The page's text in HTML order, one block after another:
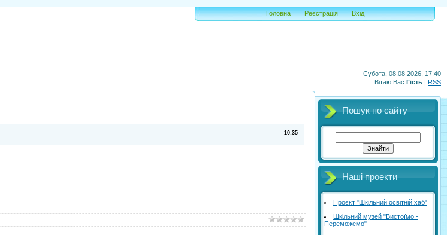
Субота, 08.08.2026, 17:40
Вітаю Вас Гість | RSS
Головна Реєстрація Вхід
10:35
Пошук по сайту
Наші проекти
Проєкт "Шкільний освітній хаб"
Шкільний музей "Вистоїмо -
Переможемо"